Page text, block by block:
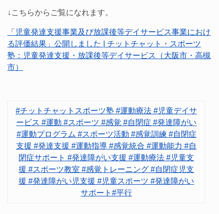
↓こちらからご覧になれます。
「児童発達支援事業及び放課後等デイサービス事業におけ
る評価結果」公開しました | チットチャット・スポーツ
塾：児童発達支援・放課後等デイサービス（大阪市・高槻
市）
#チットチャットスポーツ塾 #運動療法 #児童デイサ
ービス #運動 #スポーツ #感覚 #自閉症 #発達障がい
#運動プログラム #スポーツ活動 #感覚訓練 #自閉症
支援 #発達支援 #運動指導 #感覚統合 #運動能力 #自
閉症サポート #発達障がい支援 #運動療法 #児童支
援 #スポーツ教室 #感覚トレーニング #自閉症児支
援 #発達障がい児支援 #児童スポーツ #発達障がい
サポート#平行